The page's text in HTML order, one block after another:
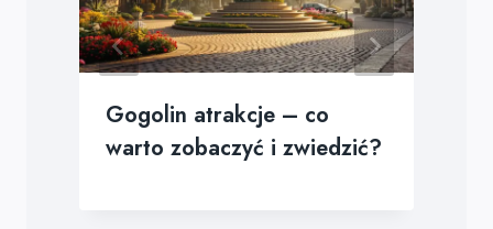
Gogolin atrakcje – co
warto zobaczyć i zwiedzić?